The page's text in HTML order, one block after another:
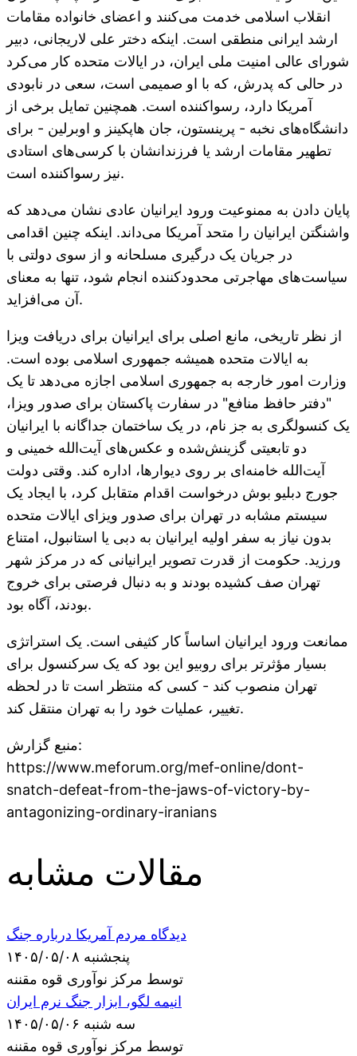
انقلاب اسلامی خدمت می‌کنند و اعضای خانواده مقامات
ارشد ایرانی منطقی است. اینکه دختر علی لاریجانی، دبیر
شورای عالی امنیت ملی ایران، در ایالات متحده کار می‌کرد
در حالی که پدرش، که با او صمیمی است، سعی در نابودی
آمریکا دارد، رسواکننده است. همچنین تمایل برخی از
دانشگاه‌های نخبه - پرینستون، جان هاپکینز و اوبرلین - برای
تطهیر مقامات ارشد یا فرزندانشان با کرسی‌های استادی
نیز رسواکننده است.
پایان دادن به ممنوعیت ورود ایرانیان عادی نشان می‌دهد که
واشنگتن ایرانیان را متحد آمریکا می‌داند. اینکه چنین اقدامی
در جریان یک درگیری مسلحانه و از سوی دولتی با
سیاست‌های مهاجرتی محدودکننده انجام شود، تنها به معنای
آن می‌افزاید.
از نظر تاریخی، مانع اصلی برای ایرانیان برای دریافت ویزا
به ایالات متحده همیشه جمهوری اسلامی بوده است.
وزارت امور خارجه به جمهوری اسلامی اجازه می‌دهد تا یک
"دفتر حافظ منافع" در سفارت پاکستان برای صدور ویزا،
یک کنسولگری به جز نام، در یک ساختمان جداگانه با ایرانیان
دو تابعیتی گزینش‌شده و عکس‌های آیت‌الله خمینی و
آیت‌الله خامنه‌ای بر روی دیوارها، اداره کند. وقتی دولت
جورج دبلیو بوش درخواست اقدام متقابل کرد، با ایجاد یک
سیستم مشابه در تهران برای صدور ویزای ایالات متحده
بدون نیاز به سفر اولیه ایرانیان به دبی یا استانبول، امتناع
ورزید. حکومت از قدرت تصویر ایرانیانی که در مرکز شهر
تهران صف کشیده بودند و به دنبال فرصتی برای خروج
بودند، آگاه بود.
ممانعت ورود ایرانیان اساساً کار کثیفی است. یک استراتژی
بسیار مؤثرتر برای روبیو این بود که یک سرکنسول برای
تهران منصوب کند - کسی که منتظر است تا در لحظه
تغییر، عملیات خود را به تهران منتقل کند.
منبع گزارش:
https://www.meforum.org/mef-online/dont-
snatch-defeat-from-the-jaws-of-victory-by-
antagonizing-ordinary-iranians
مقالات مشابه
دیدگاه مردم آمریکا درباره جنگ
پنجشنبه ۱۴۰۵/۰۵/۰۸
توسط مرکز نوآوری قوه مقننه
انیمه لگو، ابزار جنگ نرم ایران
سه شنبه ۱۴۰۵/۰۵/۰۶
توسط مرکز نوآوری قوه مقننه